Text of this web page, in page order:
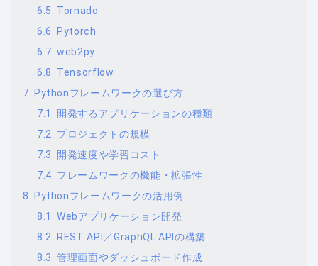
Tornado
Pytorch
web2py
Tensorflow
Pythonフレームワークの選び方
開発するアプリケーションの種類
プロジェクトの規模
開発速度や学習コスト
フレームワークの機能・拡張性
Pythonフレームワークの活用例
Webアプリケーション開発
REST API／GraphQL APIの構築
管理画面やダッシュボード作成